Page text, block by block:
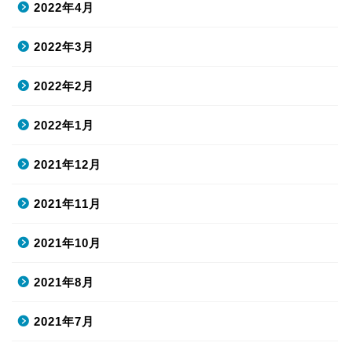
2022年4月
2022年3月
2022年2月
2022年1月
2021年12月
2021年11月
2021年10月
2021年8月
2021年7月